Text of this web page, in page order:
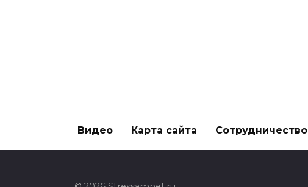
Видео Карта сайта Сотрудничество